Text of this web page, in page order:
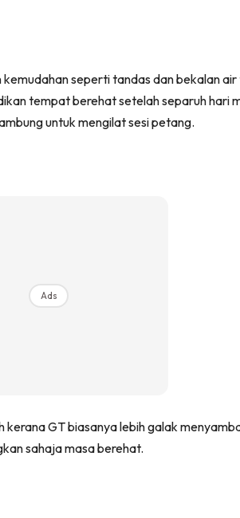
seperti tandas dan bekalan
tempat berehat setelah separuh hari
untuk mengilat sesi petang.
Ads
GT biasanya lebih galak
sahaja masa berehat.